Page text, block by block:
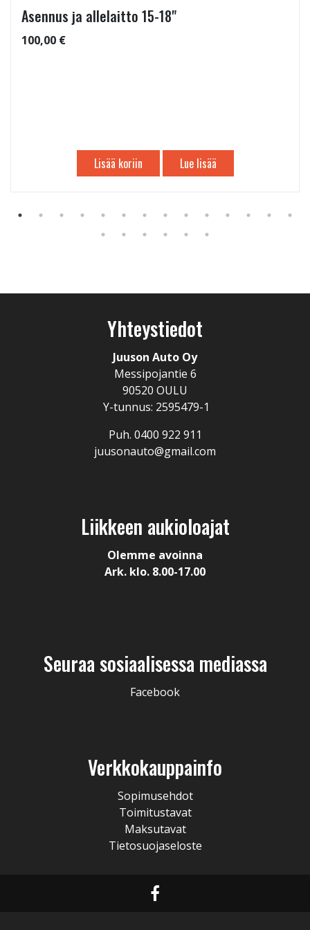
Asennus ja allelaitto 15-18"
100,00 €
Lisää koriin Lue lisää
Yhteystiedot
Juuson Auto Oy
Messipojantie 6
90520 OULU
Y-tunnus: 2595479-1
Puh. 0400 922 911
juusonauto@gmail.com
Liikkeen aukioloajat
Olemme avoinna
Ark. klo. 8.00-17.00
Seuraa sosiaalisessa mediassa
Facebook
Verkkokauppainfo
Sopimusehdot
Toimitustavat
Maksutavat
Tietosuojaseloste